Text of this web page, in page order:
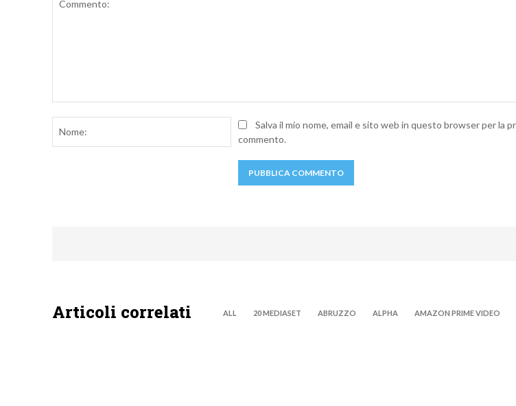
Nome:Salva il mio nome, email e sito web in questo browser per la
commento.
Articoli correlati ALL 20 MEDIASET ABRUZZO ALPHA AMAZON PRIME VIDEO